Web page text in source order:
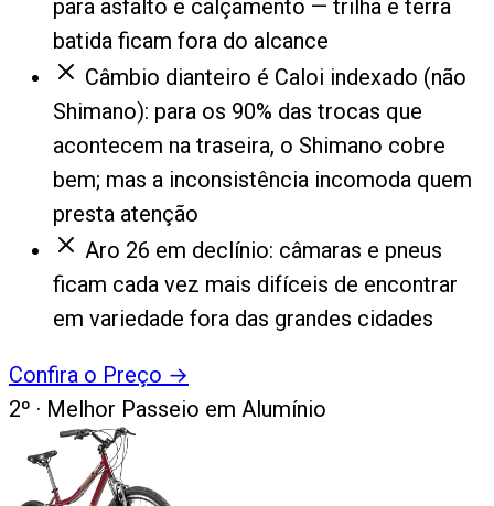
para asfalto e calçamento — trilha e terra
batida ficam fora do alcance
Câmbio dianteiro é Caloi indexado (não
Shimano): para os 90% das trocas que
acontecem na traseira, o Shimano cobre
bem; mas a inconsistência incomoda quem
presta atenção
Aro 26 em declínio: câmaras e pneus
ficam cada vez mais difíceis de encontrar
em variedade fora das grandes cidades
Confira o Preço →
2º · Melhor Passeio em Alumínio